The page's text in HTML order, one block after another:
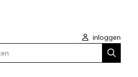
inloggen